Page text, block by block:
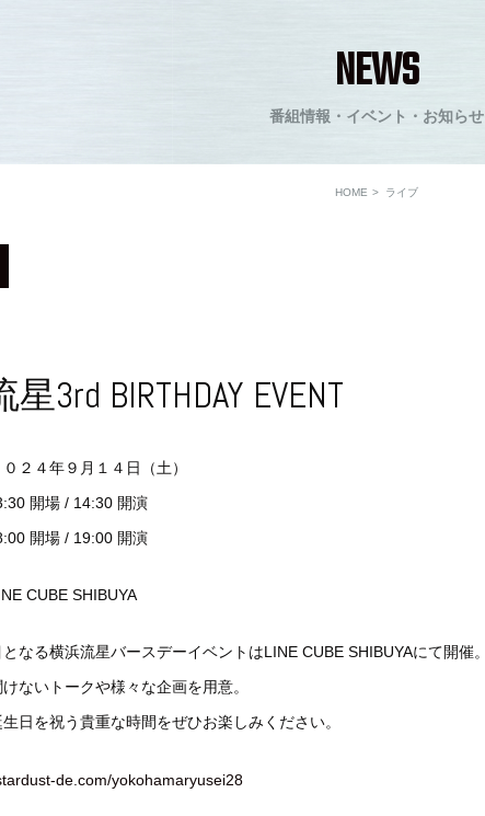
NEWS
番組情報・イベント・お知らせ
HOME ライブ
3rd BIRTHDAY EVENT
２４年９月１４日（土）
開場 / 14:30 開演
開場 / 19:00 開演
CUBE SHIBUYA
なる横浜流星バースデーイベントはLINE CUBE SHIBUYAにて開催。
ないトークや様々な企画を用意。
日を祝う貴重な時間をぜひお楽しみください。
de.com/yokohamaryusei28